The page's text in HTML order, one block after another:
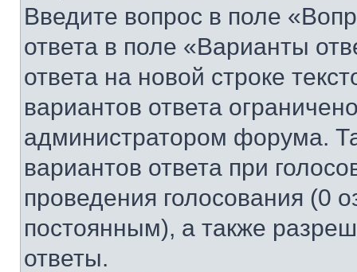
Введите вопрос в поле
ответа в поле «Варианты
ответа на новой строке
вариантов ответа
администратором форума.
вариантов ответа при
проведения голосования (0
постоянным), а также
ответы.